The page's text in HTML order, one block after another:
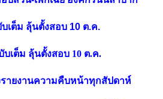
เต็ม ลุ้นตั้งสอบ 10 ต.ค.
บเต็ม ลุ้นตั้งสอบ 10 ต.ค.
ายงานความคืบหน้าทุกสัปดาห์